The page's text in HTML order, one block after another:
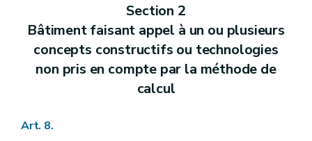
Section 2
Bâtiment faisant appel à un ou plusieurs
concepts constructifs ou technologies
non pris en compte par la méthode de
calcul
Art. 8.